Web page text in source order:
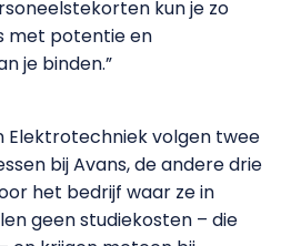
kun je zo
met potentie en
je binden.”
Elektrotechniek volgen twee
bij Avans, de andere drie
het bedrijf waar ze in
geen studiekosten – die